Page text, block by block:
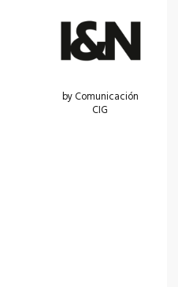
by Comunicación
CIG